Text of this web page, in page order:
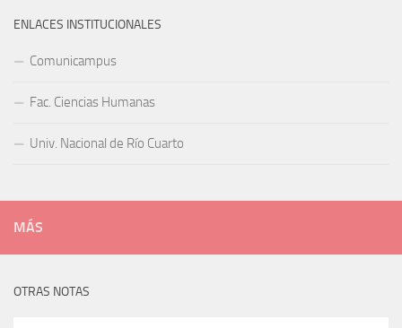
ENLACES INSTITUCIONALES
Comunicampus
Fac. Ciencias Humanas
Univ. Nacional de Río Cuarto
MÁS
OTRAS NOTAS